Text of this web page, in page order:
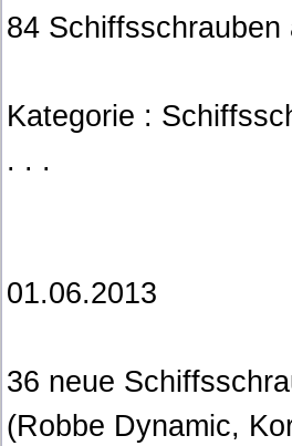
84
Kategorie :
. . .
01.06.2013
36 neue
(Robbe Dynamic,